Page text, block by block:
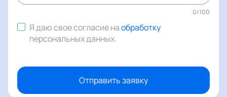
0/100
Я даю свое согласие наобработку
персональных данных.
Отправить заявку